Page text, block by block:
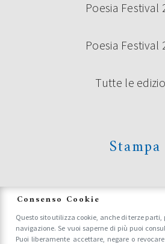
Poesia Festival
Poesia Festival
Tutte le
Stampa
Accrediti Stampa e
Consenso Cookie
Questo sito utilizza cookie, anche di terze
navigazione. Se vuoi saperne di più puoi
Puoi liberamente accettare, negare o